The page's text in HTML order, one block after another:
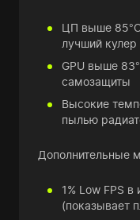
ЦП выше 85°C
лучший кулер
GPU выше
самозащиты
Высокие
пылью
Дополнительные
1% Low FPS
(показывает